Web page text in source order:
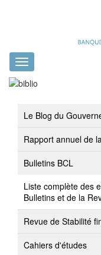
Toggle
navigation
Le Blog du
Rapport annuel de
Bulletins BCL
Liste complète des
Bulletins et de la
Revue de Stabilité
Cahiers d'études